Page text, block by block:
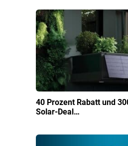
40 Prozent Rabatt und
Solar-Deal…